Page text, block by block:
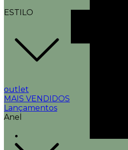
ESTILO
outlet
MAIS VENDIDOS
Lançamentos
Anel